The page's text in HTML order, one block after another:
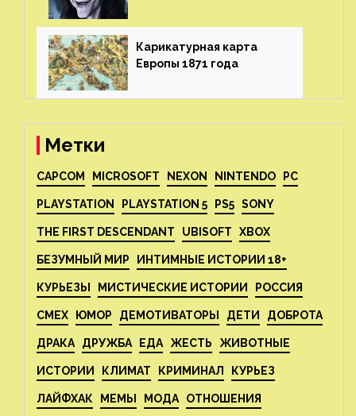
Карикатурная карта
Европы 1871 года⁠⁠
Метки
CAPCOM MICROSOFT NEXON NINTENDO PC
PLAYSTATION PLAYSTATION 5 PS5 SONY
THE FIRST DESCENDANT UBISOFT XBOX
БЕЗУМНЫЙ МИР ИНТИМНЫЕ ИСТОРИИ 18+
КУРЬЕЗЫ МИСТИЧЕСКИЕ ИСТОРИИ РОССИЯ
СМЕХ ЮМОР ДЕМОТИВАТОРЫ ДЕТИ ДОБРОТА
ДРАКА ДРУЖБА ЕДА ЖЕСТЬ ЖИВОТНЫЕ
ИСТОРИИ КЛИМАТ КРИМИНАЛ КУРЬЕЗ
ЛАЙФХАК МЕМЫ МОДА ОТНОШЕНИЯ